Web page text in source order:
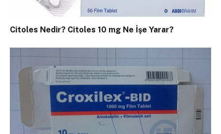
Citoles Nedir? Citoles 10 mg Ne İşe Yarar?